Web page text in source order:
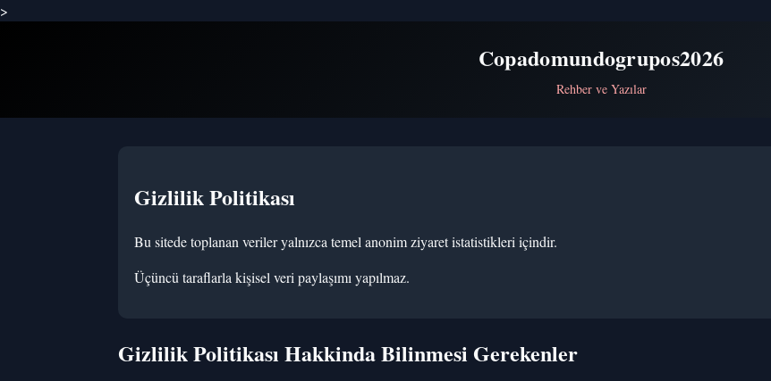
>
Copadomundogrupos2026
Rehber ve Yazılar
Gizlilik Politikası
Bu sitede toplanan veriler yalnızca temel anonim ziyaret istatistikleri içindir.
Üçüncü taraflarla kişisel veri paylaşımı yapılmaz.
Gizlilik Politikası Hakkinda Bilinmesi Gerekenler